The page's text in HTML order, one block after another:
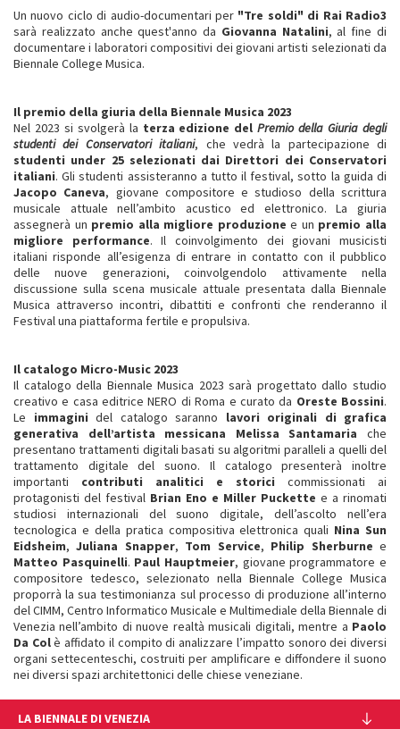
Un nuovo ciclo di audio-documentari per "Tre soldi" di Rai Radio3
sarà realizzato anche quest'anno da Giovanna Natalini, al fine di
documentare i laboratori compositivi dei giovani artisti selezionati da
Biennale College Musica.
Il premio della giuria della Biennale Musica 2023
Nel 2023 si svolgerà la terza edizione delPremio della Giuria degli
studenti dei Conservatori italiani, che vedrà la partecipazione di
studenti under 25 selezionati dai Direttori dei Conservatori
italiani. Gli studenti assisteranno a tutto il festival, sotto la guida di
Jacopo Caneva, giovane compositore e studioso della scrittura
musicale attuale nell’ambito acustico ed elettronico. La giuria
assegnerà un premio alla migliore produzione e un premio alla
migliore performance. Il coinvolgimento dei giovani musicisti
italiani risponde all’esigenza di entrare in contatto con il pubblico
delle nuove generazioni, coinvolgendolo attivamente nella
discussione sulla scena musicale attuale presentata dalla Biennale
Musica attraverso incontri, dibattiti e confronti che renderanno il
Festival una piattaforma fertile e propulsiva.
Il catalogo Micro-Music 2023
Il catalogo della Biennale Musica 2023 sarà progettato dallo studio
creativo e casa editrice NERO di Roma e curato da Oreste Bossini.
Le immagini del catalogo saranno lavori originali di grafica
generativa dell’artista messicana Melissa Santamaria che
presentano trattamenti digitali basati su algoritmi paralleli a quelli del
trattamento digitale del suono. Il catalogo presenterà inoltre
importanti contributi analitici e storici commissionati ai
protagonisti del festival Brian Eno e Miller Puckette e a rinomati
studiosi internazionali del suono digitale, dell’ascolto nell’era
tecnologica e della pratica compositiva elettronica quali Nina Sun
Eidsheim,Juliana Snapper, Tom Service, Philip Sherburne e
Matteo Pasquinelli. Paul Hauptmeier, giovane programmatore e
compositore tedesco, selezionato nella Biennale College Musica
proporrà la sua testimonianza sul processo di produzione all’interno
del CIMM, Centro Informatico Musicale e Multimediale della Biennale di
Venezia nell’ambito di nuove realtà musicali digitali, mentre a Paolo
Da Colè affidato il compito di analizzare l’impatto sonoro dei diversi
organi settecenteschi, costruiti per amplificare e diffondere il suono
nei diversi spazi architettonici delle chiese veneziane.
LA BIENNALE DI VENEZIA